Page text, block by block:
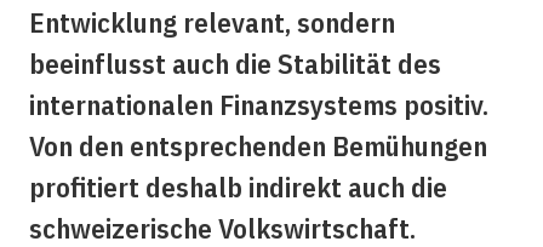
Entwicklung relevant, sondern
beeinflusst auch die Stabilität des
internationalen Finanzsystems positiv.
Von den entsprechenden Bemühungen
profitiert deshalb indirekt auch die
schweizerische Volkswirtschaft.